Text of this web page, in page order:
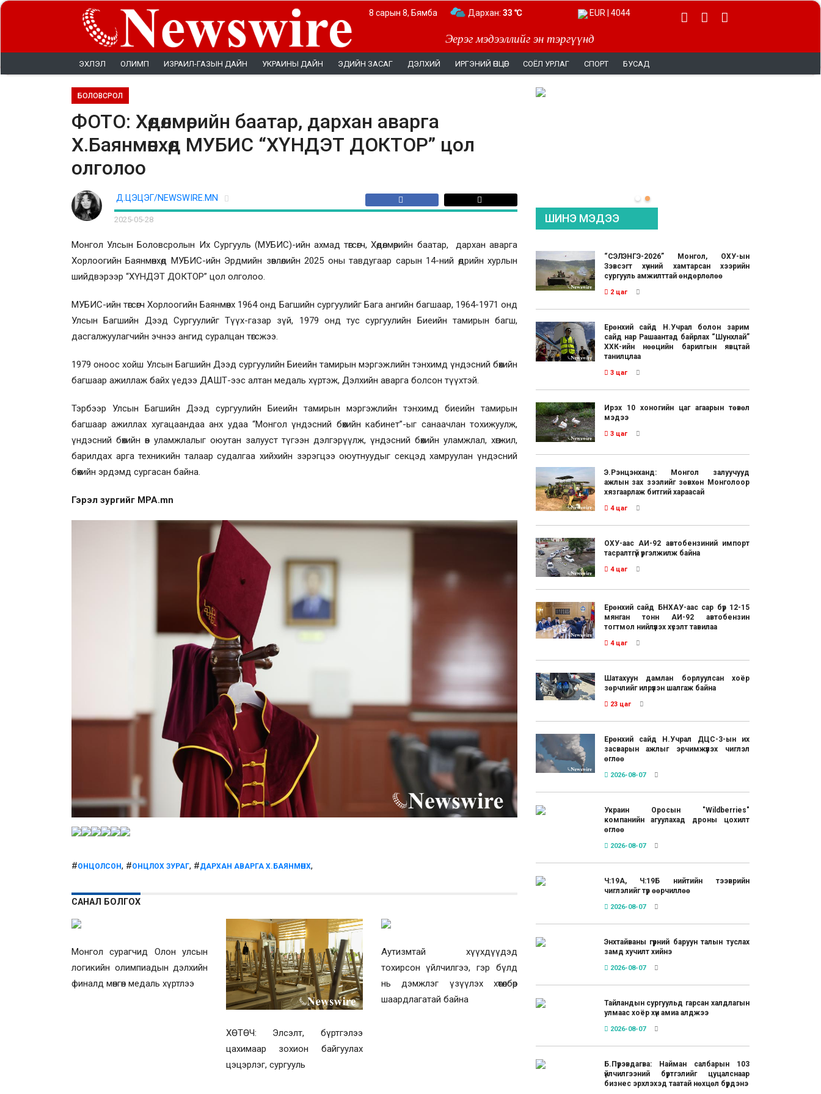
Эерэг мэдээллийг эн тэргүүнд
8 сарын 8, Бямба Дархан: 33 ℃ EUR | 4044
ЭХЛЭЛ ОЛИМП ИЗРАИЛ-ГАЗЫН ДАЙН УКРАИНЫ ДАЙН ЭДИЙН ЗАСАГ ДЭЛХИЙ ИРГЭНИЙ ӨНЦӨГ СОЁЛ УРЛАГ СПОРТ БУСАД
БОЛОВСРОЛ
ФОТО: Хөдөлмөрийн баатар, дархан аварга
Х.Баянмөнхөд МУБИС “ХҮНДЭТ ДОКТОР” цол
олголоо
Д.ЦЭЦЭГ/NEWSWIRE.MN
2025-05-28
Монгол Улсын Боловсролын Их Сургууль (МУБИС)-ийн ахмад төгсөгч, Хөдөлмөрийн баатар, дархан аварга
Хорлоогийн Баянмөнхөд МУБИС-ийн Эрдмийн зөвлөлийн 2025 оны тавдугаар сарын 14-ний өдрийн хурлын
шийдвэрээр “ХҮНДЭТ ДОКТОР” цол олголоо.
МУБИС-ийн төгсөгч Хорлоогийн Баянмөнх 1964 онд Багшийн сургуулийг Бага ангийн багшаар, 1964-1971 онд
Улсын Багшийн Дээд Сургуулийг Түүх-газар зүй, 1979 онд тус сургуулийн Биеийн тамирын багш,
дасгалжуулагчийн эчнээ ангид суралцан төгсжээ.
1979 оноос хойш Улсын Багшийн Дээд сургуулийн Биеийн тамирын мэргэжлийн тэнхимд үндэсний бөхийн
багшаар ажиллаж байх үедээ ДАШТ-ээс алтан медаль хүртэж, Дэлхийн аварга болсон түүхтэй.
Тэрбээр Улсын Багшийн Дээд сургуулийн Биеийн тамирын мэргэжлийн тэнхимд биеийн тамирын
багшаар ажиллах хугацаандаа анх удаа “Монгол үндэсний бөхийн кабинет”-ыг санаачлан тохижуулж,
үндэсний бөхийн өв уламжлалыг оюутан залууст түгээн дэлгэрүүлж, үндэсний бөхийн уламжлал, хөгжил,
барилдах арга техникийн талаар судалгаа хийхийн зэрэгцээ оюутнуудыг секцэд хамруулан үндэсний
бөхийн эрдэмд сургасан байна.
Гэрэл зургийг MPA.mn
#ОНЦОЛСОН, #ОНЦЛОХ ЗУРАГ, #ДАРХАН АВАРГА Х.БАЯНМӨНХ,
САНАЛ БОЛГОХ
Монгол сурагчид Олон улсын
логикийн олимпиадын дэлхийн
финалд мөнгөн медаль хүртлээ
ХӨТӨЧ: Элсэлт, бүртгэлээ
цахимаар зохион байгуулах
цэцэрлэг, сургууль
Аутизмтай хүүхдүүдэд
тохирсон үйлчилгээ, гэр бүлд
нь дэмжлэг үзүүлэх хөтөлбөр
шаардлагатай байна
ШИНЭ МЭДЭЭ
“СЭЛЭНГЭ-2026” Монгол, ОХУ-ын
Зэвсэгт хүчний хамтарсан хээрийн
сургууль амжилттай өндөрлөлөө
2 цаг
Ерөнхий сайд Н.Учрал болон зарим
сайд нар Рашаантад байрлах “Шунхлай”
ХХК-ийн нөөцийн барилгын явцтай
танилцлаа
3 цаг
Ирэх 10 хоногийн цаг агаарын төвөл
мэдээ
3 цаг
Э.Рэнцэнханд: Монгол залуучууд
ажлын зах зээлийг зөвхөн Монголоор
хязгаарлаж битгий хараасай
4 цаг
ОХУ-аас АИ-92 автобензиний импорт
тасралтгүй үргэлжилж байна
4 цаг
Ерөнхий сайд БНХАУ-аас сар бүр 12-15
мянган тонн АИ-92 автобензин
тогтмол нийлүүлэх хүсэлт тавилаа
4 цаг
Шатахуун дамлан борлуулсан хоёр
зөрчлийг илрүүлэн шалгаж байна
23 цаг
Ерөнхий сайд Н.Учрал ДЦС-3-ын их
засварын ажлыг эрчимжүүлэх чиглэл
өглөө
2026-08-07
Украин Оросын "Wildberries"
компанийн агуулахад дроны цохилт
өглөө
2026-08-07
Ч:19А, Ч:19Б нийтийн тээврийн
чиглэлийг түр өөрчиллөө
2026-08-07
Энхтайваны гүүрний баруун талын туслах
замд хучилт хийнэ
2026-08-07
Тайландын сургуульд гарсан халдлагын
улмаас хоёр хүн амиа алджээ
2026-08-07
Б.Пүрэвдагва: Найман салбарын 103
үйлчилгээний бүртгэлийг цуцалснаар
бизнес эрхлэхэд таатай нөхцөл бүрдэнэ